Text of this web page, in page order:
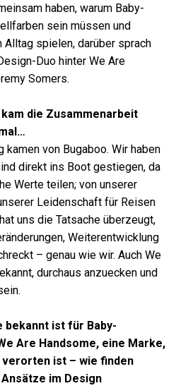
haben, warum Baby-
sein müssen und
spielen, darüber sprach
Duo hinter We Are
Somers.
die Zusammenarbeit
von Bugaboo. Wir haben
direkt ins Boot gestiegen, da
Werte teilen; von unserer
Leidenschaft für Reisen
uns die Tatsache überzeugt,
Weiterentwicklung
– genau wie wir. Auch We
durchaus anzuecken und
bekannt ist für Baby-
Are Handsome, eine Marke,
ist – wie finden
im Design